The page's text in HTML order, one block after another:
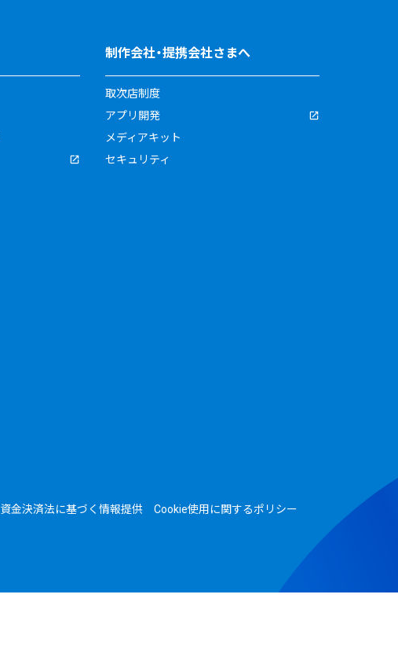
制作会社・提携会社さまへ
取次店制度
アプリ開発
メディアキット
セキュリティ
資金決済法に基づく情報提供
Cookie使用に関するポリシー